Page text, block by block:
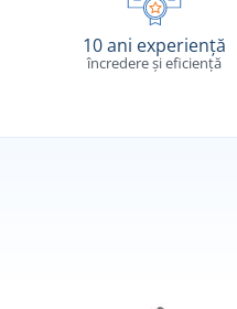
10 ani experiență
încredere și eficiență